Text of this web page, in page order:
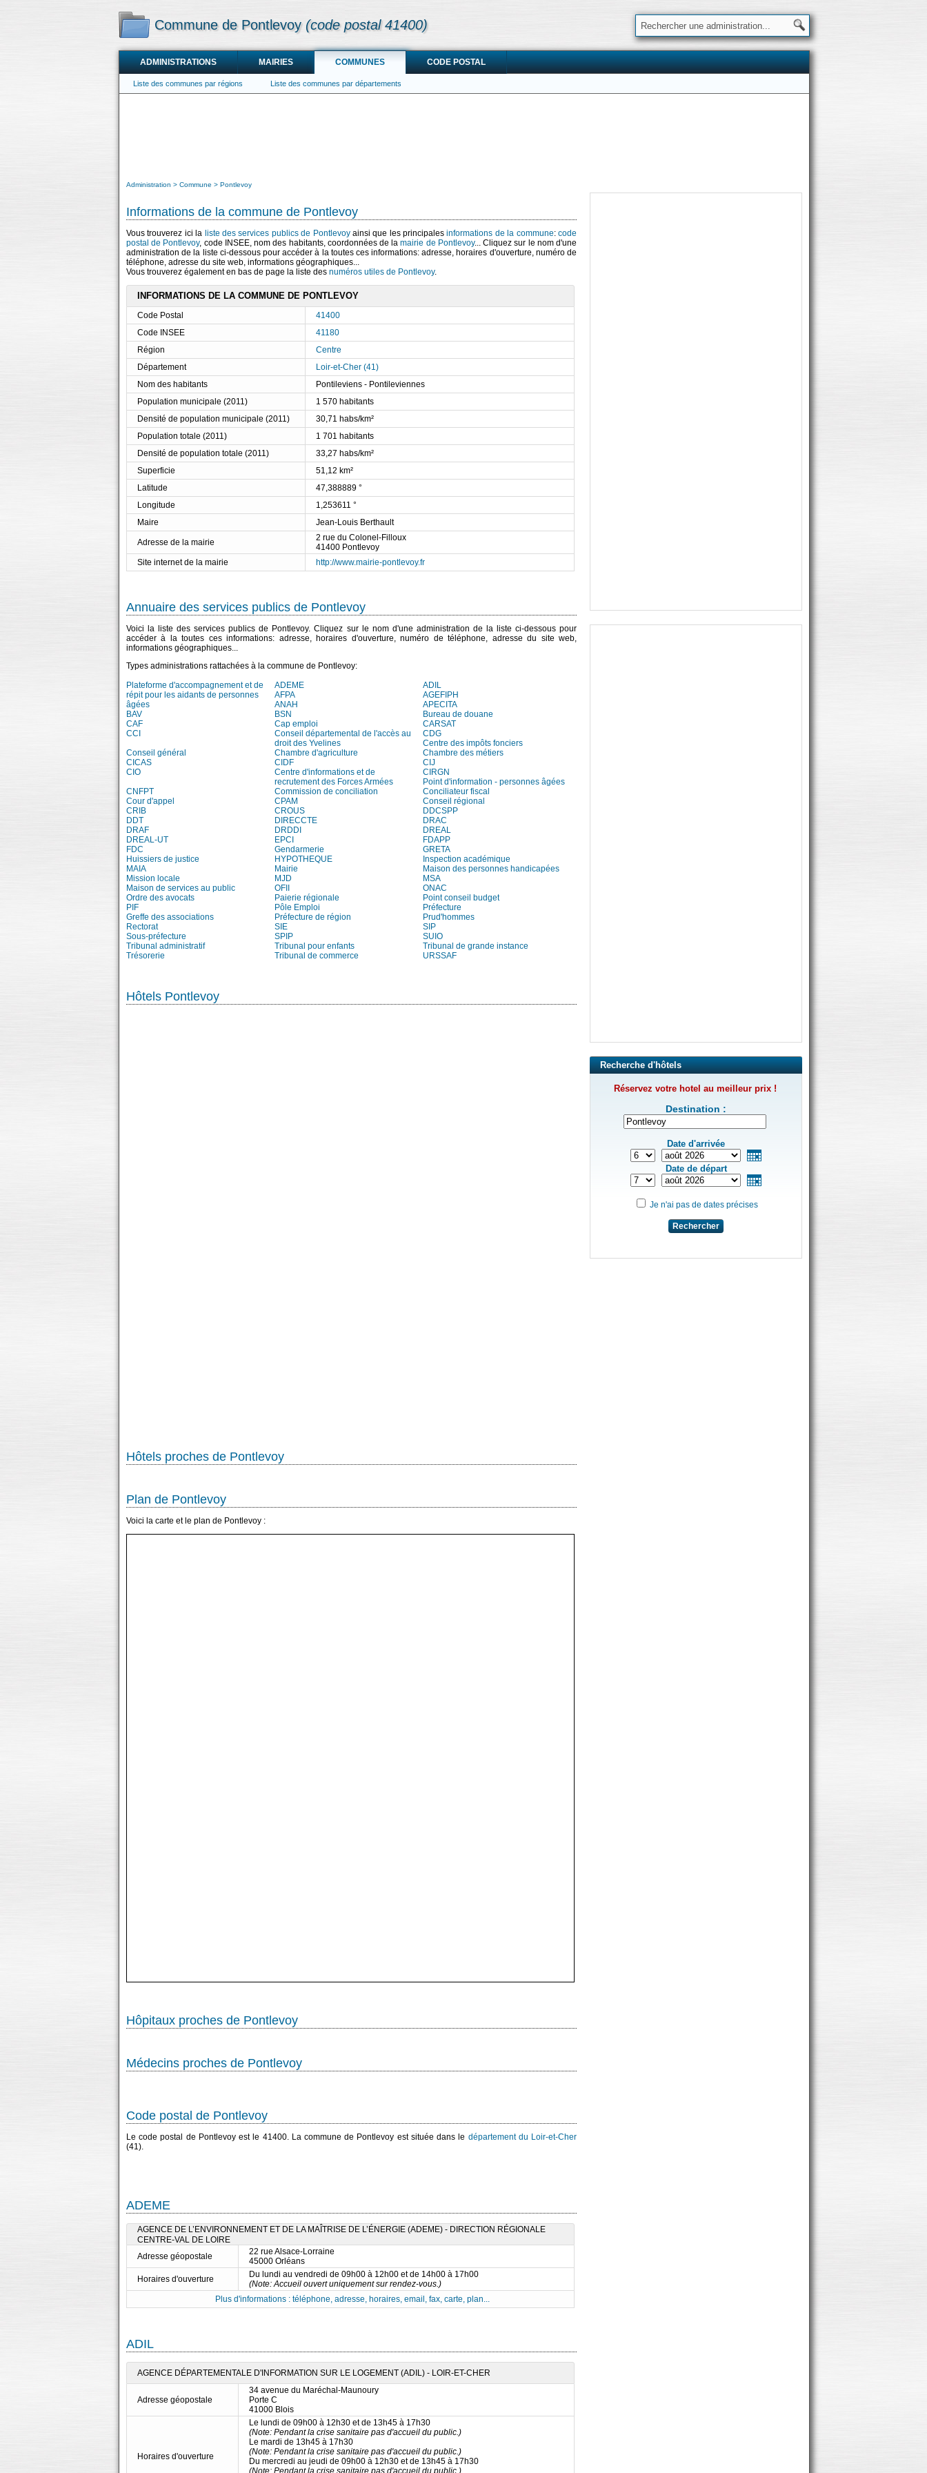
Commune de Pontlevoy (code postal 41400)
ADMINISTRATIONS MAIRIES COMMUNES CODE POSTAL
Liste des communes par régions Liste des communes par départements
Administration Commune Pontlevoy
Informations de la commune de Pontlevoy
Vous trouverez ici la liste des services publics de Pontlevoyainsi que les principalesinformations de la commune:code
postal de Pontlevoy, code INSEE, nom des habitants, coordonnées de lamairie de Pontlevoy... Cliquez sur le nom d'une
administration de la liste ci-dessous pour accéder à la toutes ces informations: adresse, horaires d'ouverture, numéro de
téléphone, adresse du site web, informations géographiques...
Vous trouverez également en bas de page la liste des numéros utiles de Pontlevoy.
INFORMATIONS DE LA COMMUNE DE PONTLEVOY
Code Postal
41400
Code INSEE
41180
Région
Centre
Département
Loir-et-Cher (41)
Nom des habitants
Pontileviens - Pontileviennes
Population municipale (2011)
1 570 habitants
Densité de population municipale (2011)
30,71 habs/km²
Population totale (2011)
1 701 habitants
Densité de population totale (2011)
33,27 habs/km²
Superficie
51,12 km²
Latitude
47,388889 °
Longitude
1,253611 °
Maire
Jean-Louis Berthault
Adresse de la mairie
2 rue du Colonel-Filloux
41400 Pontlevoy
Site internet de la mairie
http://www.mairie-pontlevoy.fr
Annuaire des services publics de Pontlevoy
Voici la liste des services publics de Pontlevoy. Cliquez sur le nom d'une administration de la liste ci-dessous pour
accéder à la toutes ces informations: adresse, horaires d'ouverture, numéro de téléphone, adresse du site web,
informations géographiques...
Types administrations rattachées à la commune de Pontlevoy:
Plateforme d'accompagnement et de
répit pour les aidants de personnes
âgées
ADEME
ADIL
AFPA
AGEFIPH
ANAH
APECITA
BAV
BSN
Bureau de douane
CAF
Cap emploi
CARSAT
CCI
Conseil départemental de l'accès au
droit des Yvelines
CDG
Centre des impôts fonciers
Conseil général
Chambre d'agriculture
Chambre des métiers
CICAS
CIDF
CIJ
CIO
Centre d'informations et de
recrutement des Forces Armées
CIRGN
Point d'information - personnes âgées
CNFPT
Commission de conciliation
Conciliateur fiscal
Cour d'appel
CPAM
Conseil régional
CRIB
CROUS
DDCSPP
DDT
DIRECCTE
DRAC
DRAF
DRDDI
DREAL
DREAL-UT
EPCI
FDAPP
FDC
Gendarmerie
GRETA
Huissiers de justice
HYPOTHEQUE
Inspection académique
MAIA
Mairie
Maison des personnes handicapées
Mission locale
MJD
MSA
Maison de services au public
OFII
ONAC
Ordre des avocats
Paierie régionale
Point conseil budget
PIF
Pôle Emploi
Préfecture
Greffe des associations
Préfecture de région
Prud'hommes
Rectorat
SIE
SIP
Sous-préfecture
SPIP
SUIO
Tribunal administratif
Tribunal pour enfants
Tribunal de grande instance
Trésorerie
Tribunal de commerce URSSAF
Hôtels Pontlevoy
Hôtels proches de Pontlevoy
Plan de Pontlevoy
Voici la carte et le plan de Pontlevoy :
Hôpitaux proches de Pontlevoy
Médecins proches de Pontlevoy
Code postal de Pontlevoy
Le code postal de Pontlevoy est le 41400. La commune de Pontlevoy est située dans le département du Loir-et-Cher
(41).
ADEME
AGENCE DE L’ENVIRONNEMENT ET DE LA MAÎTRISE DE L’ÉNERGIE (ADEME) - DIRECTION RÉGIONALE
CENTRE-VAL DE LOIRE
Adresse géopostale
22 rue Alsace-Lorraine
45000 Orléans
Horaires d'ouverture
Du lundi au vendredi de 09h00 à 12h00 et de 14h00 à 17h00
(Note: Accueil ouvert uniquement sur rendez-vous.)
Plus d'informations : téléphone, adresse, horaires, email, fax, carte, plan...
ADIL
AGENCE DÉPARTEMENTALE D'INFORMATION SUR LE LOGEMENT (ADIL) - LOIR-ET-CHER
Adresse géopostale
34 avenue du Maréchal-Maunoury
Porte C
41000 Blois
Horaires d'ouverture
Le lundi de 09h00 à 12h30 et de 13h45 à 17h30
(Note: Pendant la crise sanitaire pas d'accueil du public.)
Le mardi de 13h45 à 17h30
(Note: Pendant la crise sanitaire pas d'accueil du public.)
Du mercredi au jeudi de 09h00 à 12h30 et de 13h45 à 17h30
(Note: Pendant la crise sanitaire pas d'accueil du public.)
Recherche d'hôtels
Réservez votre hotel au meilleur prix !
Destination :
Date d'arrivée
Date de départ
Je n'ai pas de dates précises
Rechercher